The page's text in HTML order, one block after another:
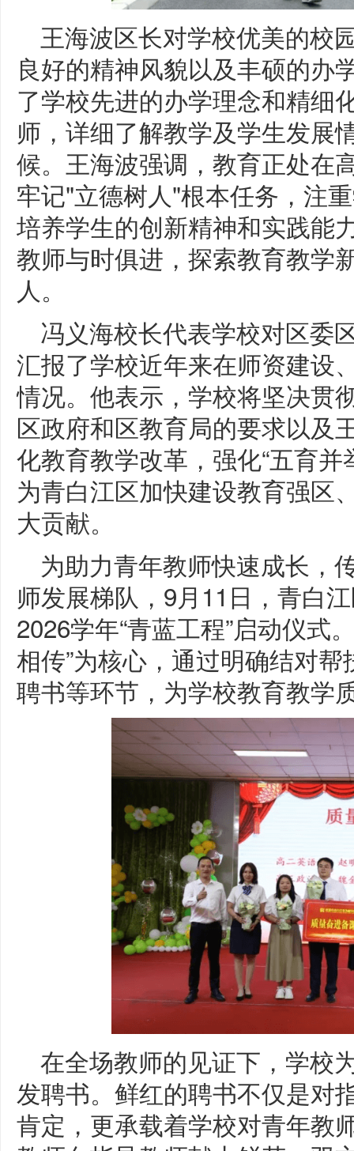
王海波区长对学校优美的校
良好的精神风貌以及丰硕的办
了学校先进的办学理念和精细
师，详细了解教学及学生发展
候。王海波强调，教育正处在
牢记"立德树人"根本任务，注
培养学生的创新精神和实践能
教师与时俱进，探索教育教学
人。
冯义海校长代表学校对区委
汇报了学校近年来在师资建设
情况。他表示，学校将坚决贯
区政府和区教育局的要求以及
化教育教学改革，强化“五育
为青白江区加快建设教育强区
大贡献。
为助力青年教师快速成长，
师发展梯队，9月11日，青白
2026学年“青蓝工程”启动仪式
相传”为核心，通过明确结对
聘书等环节，为学校教育教学
在全场教师的见证下，学校
发聘书。鲜红的聘书不仅是对
肯定，更承载着学校对青年教